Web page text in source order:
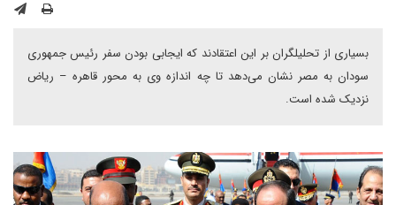
بسیاری از تحلیلگران بر این اعتقادند که ایجابی بودن سفر رئیس جمهوری
سودان به مصر نشان می‌دهد تا چه اندازه وی به محور قاهره – ریاض
نزدیک شده است.